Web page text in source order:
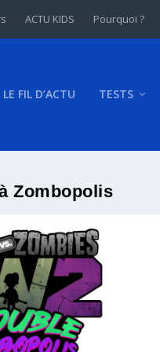
ACTU KIDS Pourquoi ?
LE FIL D’ACTU TESTS
Zombopolis